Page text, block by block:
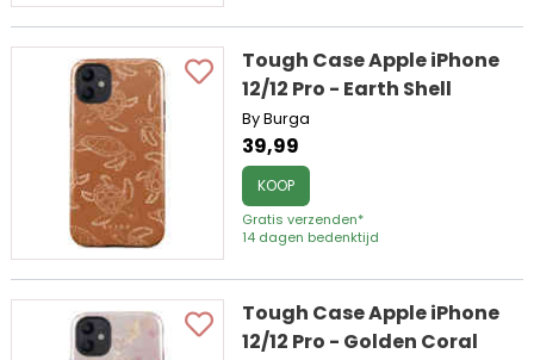
Tough Case Apple iPhone
12/12 Pro - Earth Shell
By Burga
39,99
KOOP
Gratis verzenden*
14 dagen bedenktijd
Tough Case Apple iPhone
12/12 Pro - Golden Coral